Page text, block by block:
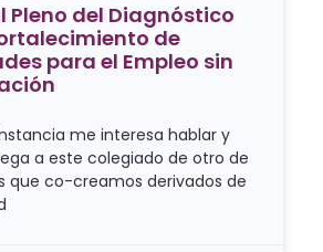
Pleno del Diagnóstico
de
para el Empleo sin
me interesa hablar y
a este colegiado de otro de
que co-creamos derivados de